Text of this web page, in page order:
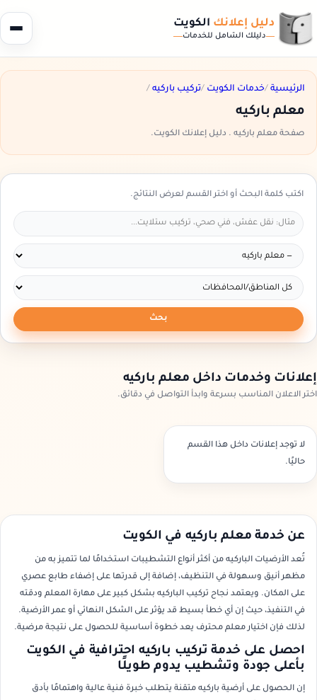
دليل إعلانك الكويت
دليلك الشامل للخدمات
الرئيسية /خدمات الكويت /تركيب باركيه /
معلم باركيه
صفحة معلم باركيه . دليل إعلانك الكويت.
اكتب كلمة البحث أو اختر القسم لعرض النتائج.
بحث
إعلانات وخدمات داخل معلم باركيه
اختر الاعلان المناسب بسرعة وابدأ التواصل في دقائق.
لا توجد إعلانات داخل هذا القسم
حاليًا.
عن خدمة معلم باركيه في الكويت
تُعد الأرضيات الباركيه من أكثر أنواع التشطيبات استخدامًا لما تتميز به من
مظهر أنيق وسهولة في التنظيف، إضافة إلى قدرتها على إضفاء طابع عصري
على المكان. ويعتمد نجاح تركيب الباركيه بشكل كبير على مهارة المعلم ودقته
في التنفيذ، حيث إن أي خطأ بسيط قد يؤثر على الشكل النهائي أو عمر الأرضية.
لذلك فإن اختيار معلم محترف يعد خطوة أساسية للحصول على نتيجة مرضية.
احصل على خدمة تركيب باركيه احترافية في الكويت
بأعلى جودة وتشطيب يدوم طويلًا
إن الحصول على أرضية باركيه متقنة يتطلب خبرة فنية عالية واهتمامًا بأدق